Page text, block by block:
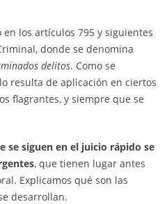
los artículos 795 y siguientes
donde se denomina
delitos. Como se
resulta de aplicación en ciertos
flagrantes, y siempre que se
se siguen en el juicio rápido se
, que tienen lugar antes
Explicamos qué son las
desarrollan.